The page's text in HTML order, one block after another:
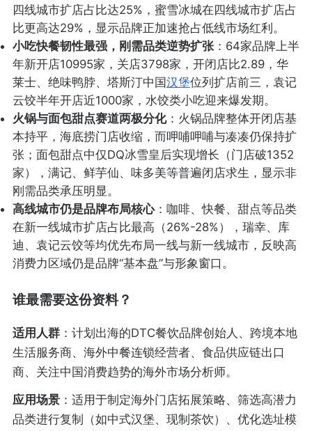
四线城市扩店占比达25%，蜜雪冰城在四线城市扩店占
比更高达29%，显示品牌正加速抢占低线市场红利。
小吃快餐韧性最强，刚需品类逆势扩张：64家品牌上半
年新开店10995家，关店3798家，开闭店比2.89，华
莱士、绝味鸭脖、塔斯汀中国汉堡位列扩店前三，袁记
云饺半年开店近1000家，水饺类小吃迎来爆发期。
火锅与面包甜点赛道两极分化：火锅品牌整体开闭店基
本持平，海底捞门店收缩，而呷哺呷哺与凑凑仍保持扩
张；面包甜点中仅DQ冰雪皇后实现增长（门店破1352
家），满记、鲜芋仙、味多美等普遍闭店求生，显示非
刚需品类承压明显。
高线城市仍是品牌布局核心：咖啡、快餐、甜点等品类
在新一线城市扩店占比最高（26%-28%），瑞幸、库
迪、袁记云饺等均优先布局一线与新一线城市，反映高
消费力区域仍是品牌“基本盘”与形象窗口。
谁最需要这份资料？
适用人群：计划出海的DTC餐饮品牌创始人、跨境本地
生活服务商、海外中餐连锁经营者、食品供应链出口
商、关注中国消费趋势的海外市场分析师。
应用场景：适用于制定海外门店拓展策略、筛选高潜力
品类进行复制（如中式汉堡、现制茶饮）、优化选址模